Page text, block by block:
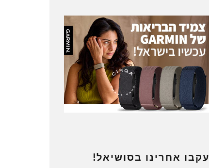
עקבו אחרינו בסושיאל!